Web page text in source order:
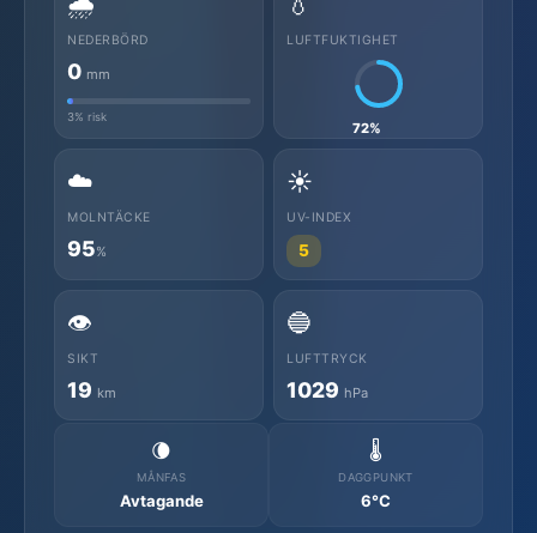
NEDERBÖRD
0 mm
3% risk
LUFTFUKTIGHET
72%
☁️
MOLNTÄCKE
95%
☀️
UV-INDEX
5
👁️
SIKT
19 km
🔵
LUFTTRYCK
1029 hPa
🌘
MÅNFAS
Avtagande
🌡️
DAGGPUNKT
6°C